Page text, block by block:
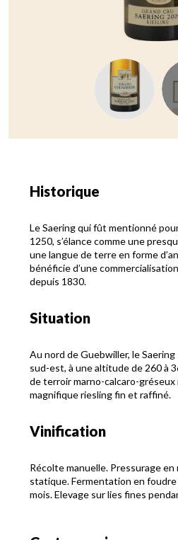
Historique
Le Saering qui fût mentionné
1250, s’élance comme une
une langue de terre en forme
bénéficie d’une
depuis 1830.
Situation
Au nord de Guebwiller, le
sud-est, à une altitude de 260 à
de terroir marno-calcaro-gréseux
magnifique riesling fin et raffiné.
Vinification
Récolte manuelle. Pressurage
statique. Fermentation en
mois. Elevage sur lies fines